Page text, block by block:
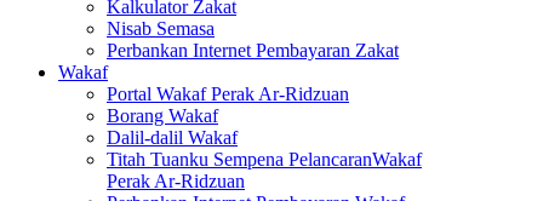
Kalkulator Zakat
Nisab Semasa
Perbankan Internet Pembayaran Zakat
Wakaf
Portal Wakaf Perak Ar-Ridzuan
Borang Wakaf
Dalil-dalil Wakaf
Titah Tuanku Sempena PelancaranWakaf
Perak Ar-Ridzuan